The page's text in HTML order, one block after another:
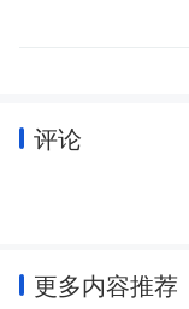
评论
更多内容推荐